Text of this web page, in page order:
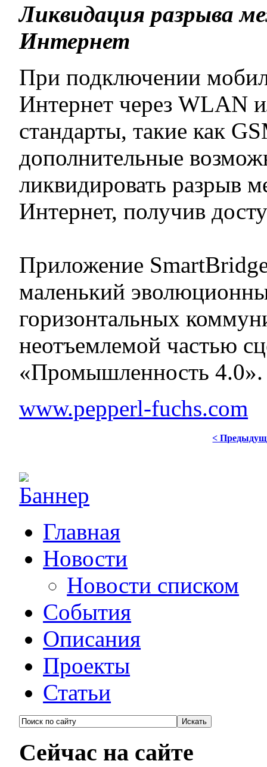
Ликвидация разрыва
Интернет
При подключении
Интернет через WLAN
стандарты, такие как
дополнительные
ликвидировать разрыв
Интернет, получив
Приложение
маленький
горизонтальных
неотъемлемой частью
«Промышленность 4.0».
www.pepperl-fuchs.com
<
Главная
Новости
Новости списком
События
Описания
Проекты
Статьи
Сейчас на сайте